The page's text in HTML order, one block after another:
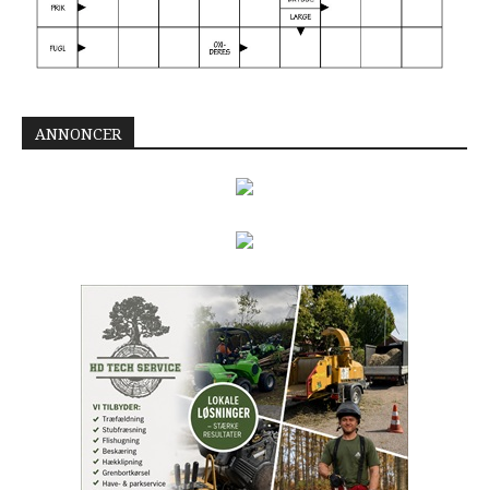
ANNONCER